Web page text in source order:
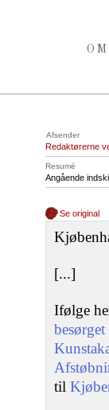
Afsender
Redaktørerne
Resumé
Angående
Se original
[...]
Ifølge
besørget
til